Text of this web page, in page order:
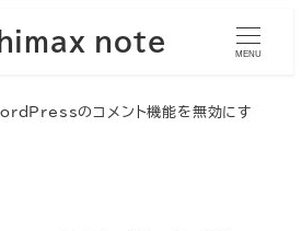
note MENU
のコメント機能を無効にす